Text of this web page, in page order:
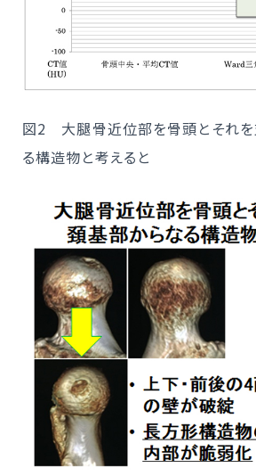
図2 大腿骨近位部を骨頭とそれを
る構造物と考えると